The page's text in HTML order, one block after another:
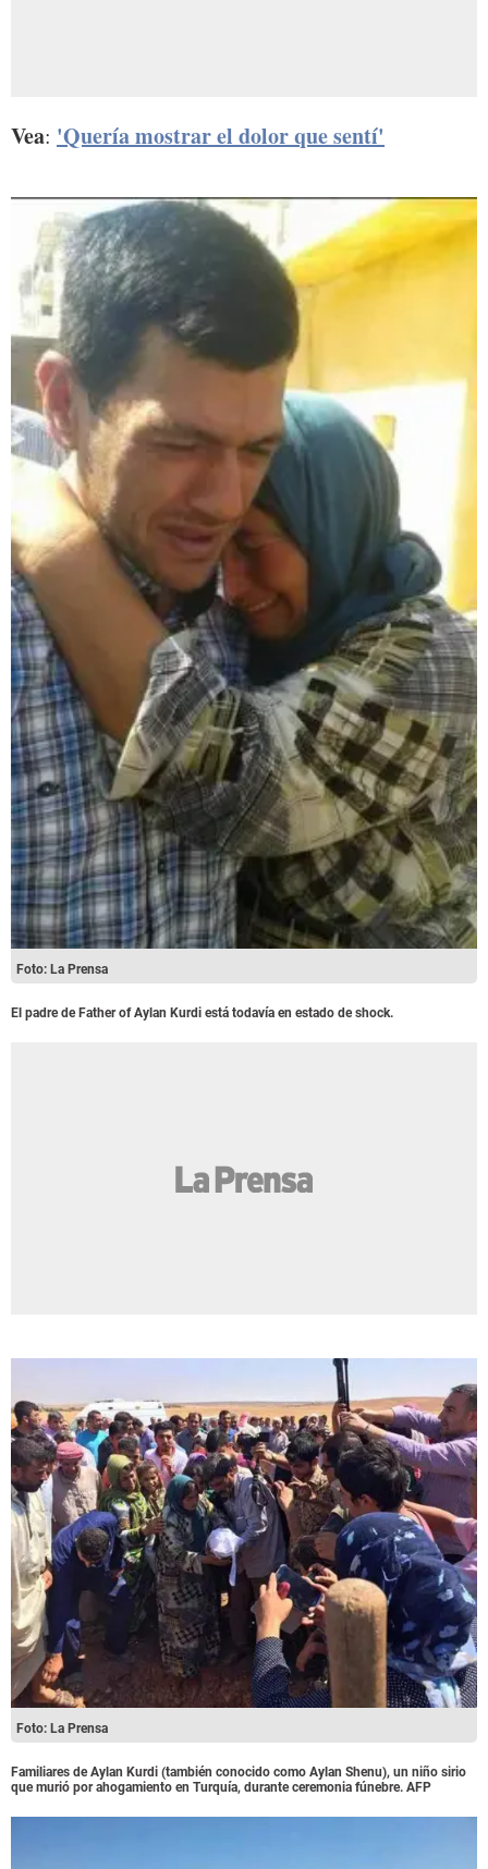
Vea: 'Quería mostrar el dolor que sentí'
Foto: La Prensa
El padre de Father of Aylan Kurdi está todavía en estado de shock.
Foto: La Prensa
Familiares de Aylan Kurdi (también conocido como Aylan Shenu), un niño sirio
que murió por ahogamiento en Turquía, durante ceremonia fúnebre. AFP